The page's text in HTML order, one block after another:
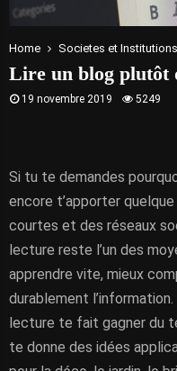
Home Societes et Institutions
Lire un blog plutôt
19 novembre 2019 5249
Si tu te demandes
encore t’apporter
courtes et des réseaux
lecture reste l’un des
apprendre vite, mieux
durablement
lecture te fait gagner du
te donne des idées